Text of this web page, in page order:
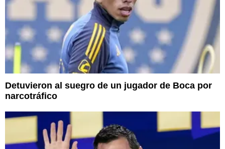
Detuvieron al suegro de un jugador de Boca por
narcotráfico